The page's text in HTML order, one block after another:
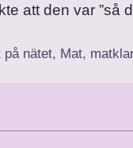
att den var ”så
på nätet, Mat,